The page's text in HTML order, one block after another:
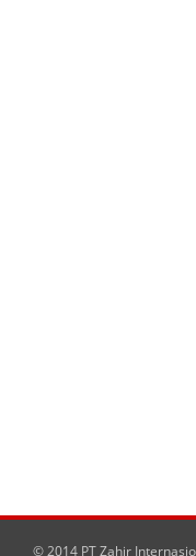
© 2014 PT Zahir